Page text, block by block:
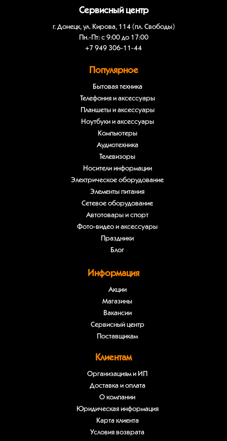
Сервисный центр
г. Донецк, ул. Кирова, 114 (пл. Свободы)
Пн.-Пт: с 9:00 до 17:00
+7 949 306-11-44
Популярное
Бытовая техника
Телефония и аксессуары
Планшеты и аксессуары
Ноутбуки и аксессуары
Компьютеры
Аудиотехника
Телевизоры
Носители информации
Электрическое оборудование
Элементы питания
Сетевое оборудование
Автотовары и спорт
Фото-видео и аксессуары
Праздники
Блог
Информация
Акции
Магазины
Вакансии
Сервисный центр
Поставщикам
Клиентам
Организациям и ИП
Доставка и оплата
О компании
Юридическая информация
Карта клиента
Условия возврата